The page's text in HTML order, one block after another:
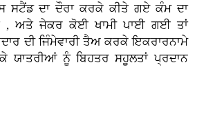
ਸਟੈਂਡ ਦਾ ਦੌਰਾ ਕਰਕੇ ਕੀਤੇ ਗਏ ਕੰਮ ਦਾ
, ਅਤੇ ਜੇਕਰ ਕੋਈ ਖਾਮੀ ਪਾਈ ਗਈ ਤਾਂ
ਦੀ ਜਿੰਮੇਵਾਰੀ ਤੈਅ ਕਰਕੇ ਇਕਰਾਰਨਾਮੇ
ਯਾਤਰੀਆਂ ਨੂੰ ਬਿਹਤਰ ਸਹੂਲਤਾਂ ਪ੍ਰਦਾਨ